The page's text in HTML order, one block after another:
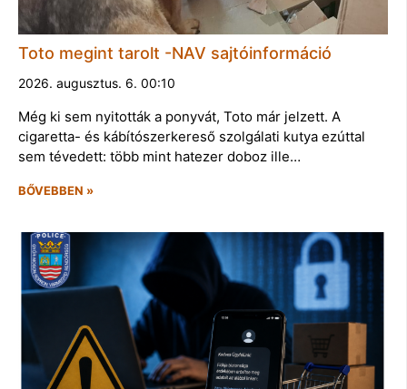
Toto megint tarolt -NAV sajtóinformáció
2026. augusztus. 6. 00:10
Még ki sem nyitották a ponyvát, Toto már jelzett. A
cigaretta- és kábítószerkereső szolgálati kutya ezúttal
sem tévedett: több mint hatezer doboz ille…
BŐVEBBEN »